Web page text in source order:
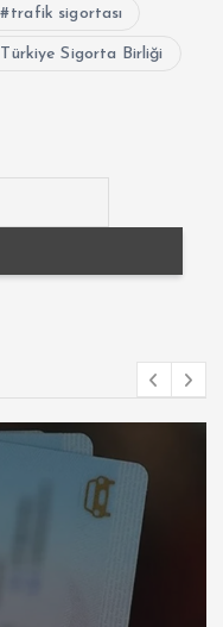
trafik sigortası
Türkiye Sigorta Birliği